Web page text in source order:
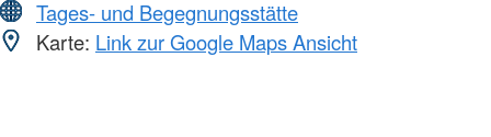
Tages- und Begegnungsstätte
Karte: Link zur Google Maps Ansicht